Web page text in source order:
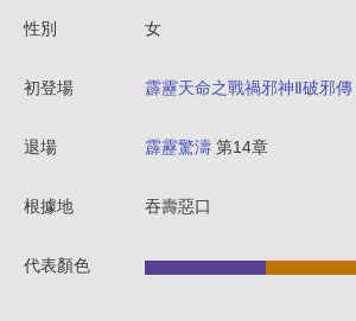
性別 女
初登場 霹靂天命之戰禍邪神Ⅱ破邪傳
退場 霹靂驚濤 第14章
根據地 吞壽惡口
代表顏色